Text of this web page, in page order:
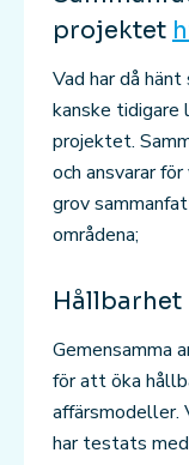
projektet
Vad har då
kanske tidigare
projektet.
och ansvarar
grov
områdena;
Hållbarhet
Gemensamma
för att öka
affärsmodeller.
har testats